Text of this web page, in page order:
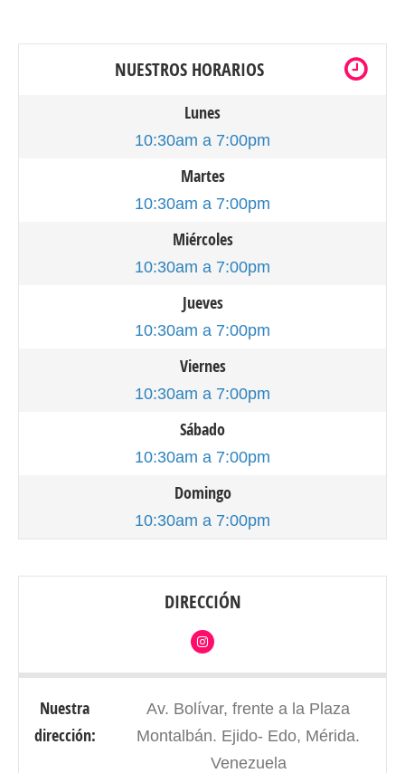
NUESTROS HORARIOS
Lunes
10:30am a 7:00pm
Martes
10:30am a 7:00pm
Miércoles
10:30am a 7:00pm
Jueves
10:30am a 7:00pm
Viernes
10:30am a 7:00pm
Sábado
10:30am a 7:00pm
Domingo
10:30am a 7:00pm
DIRECCIÓN
Nuestra
dirección:
Av. Bolívar, frente a la Plaza
Montalbán. Ejido- Edo, Mérida.
Venezuela